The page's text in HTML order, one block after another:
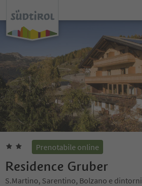
Prenotabile online
Residence Gruber
S.Martino, Sarentino, Bolzano e dintorni